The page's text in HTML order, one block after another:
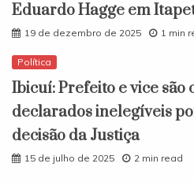
Eduardo Hagge em
19 de dezembro de 2025 1 min
Política
Ibicuí: Prefeito e vice são
declarados inelegíveis
decisão da Justiça
15 de julho de 2025 2 min read